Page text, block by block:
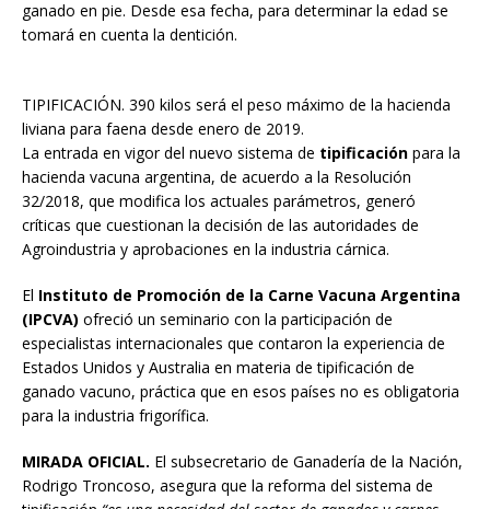
ganado en pie. Desde esa fecha, para determinar la edad se
tomará en cuenta la dentición.
TIPIFICACIÓN. 390 kilos será el peso máximo de la hacienda
liviana para faena desde enero de 2019.
La entrada en vigor del nuevo sistema de tipificación para la
hacienda vacuna argentina, de acuerdo a la Resolución
32/2018, que modifica los actuales parámetros, generó
críticas que cuestionan la decisión de las autoridades de
Agroindustria y aprobaciones en la industria cárnica.
El Instituto de Promoción de la Carne Vacuna Argentina
(IPCVA) ofreció un seminario con la participación de
especialistas internacionales que contaron la experiencia de
Estados Unidos y Australia en materia de tipificación de
ganado vacuno, práctica que en esos países no es obligatoria
para la industria frigorífica.
MIRADA OFICIAL. El subsecretario de Ganadería de la Nación,
Rodrigo Troncoso, asegura que la reforma del sistema de